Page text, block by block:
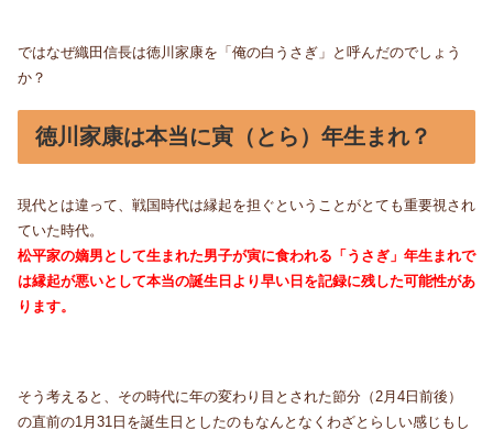
ではなぜ織田信長は徳川家康を「俺の白うさぎ」と呼んだのでしょう
か？
徳川家康は本当に寅（とら）年生まれ？
現代とは違って、戦国時代は縁起を担ぐということがとても重要視され
ていた時代。
松平家の嫡男として生まれた男子が寅に食われる「うさぎ」年生まれで
は縁起が悪いとして本当の誕生日より早い日を記録に残した可能性があ
ります。
そう考えると、その時代に年の変わり目とされた節分（2月4日前後）
の直前の1月31日を誕生日としたのもなんとなくわざとらしい感じもし